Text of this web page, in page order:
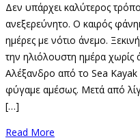
Δεν υπάρχει καλύτερος
ανεξερεύνητο. Ο καιρός
ημέρες με νότιο άνεμο.
την ηλιόλουστη ημέρα
Αλέξανδρο από το Sea Kayak
φύγαμε αμέσως. Μετά από
[…]
Read More